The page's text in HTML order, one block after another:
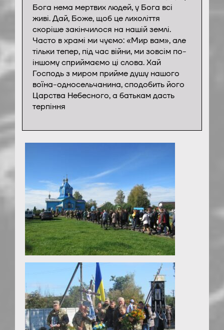
Бога нема мертвих людей, у Бога всі
живі. Дай, Боже, щоб це лихоліття
скоріше закінчилося на нашій землі.
Часто в храмі ми чуємо: «Мир вам», але
тільки тепер, під час війни, ми зовсім по-
іншому сприймаємо ці слова. Хай
Господь з миром прийме душу нашого
воїна-односельчанина, сподобить його
Царства Небесного, а батькам дасть
терпіння